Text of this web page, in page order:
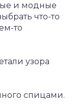
и модные
что-то
то
узора
спицами.